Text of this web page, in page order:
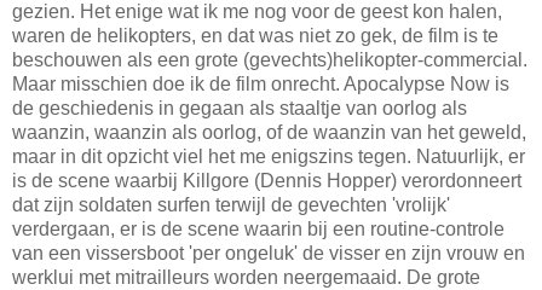
gezien. Het enige wat ik me nog voor de geest kon halen,
waren de helikopters, en dat was niet zo gek, de film is te
beschouwen als een grote (gevechts)helikopter-commercial.
Maar misschien doe ik de film onrecht. Apocalypse Now is
de geschiedenis in gegaan als staaltje van oorlog als
waanzin, waanzin als oorlog, of de waanzin van het geweld,
maar in dit opzicht viel het me enigszins tegen. Natuurlijk, er
is de scene waarbij Killgore (Dennis Hopper) verordonneert
dat zijn soldaten surfen terwijl de gevechten 'vrolijk'
verdergaan, er is de scene waarin bij een routine-controle
van een vissersboot 'per ongeluk' de visser en zijn vrouw en
werklui met mitrailleurs worden neergemaaid. De grote